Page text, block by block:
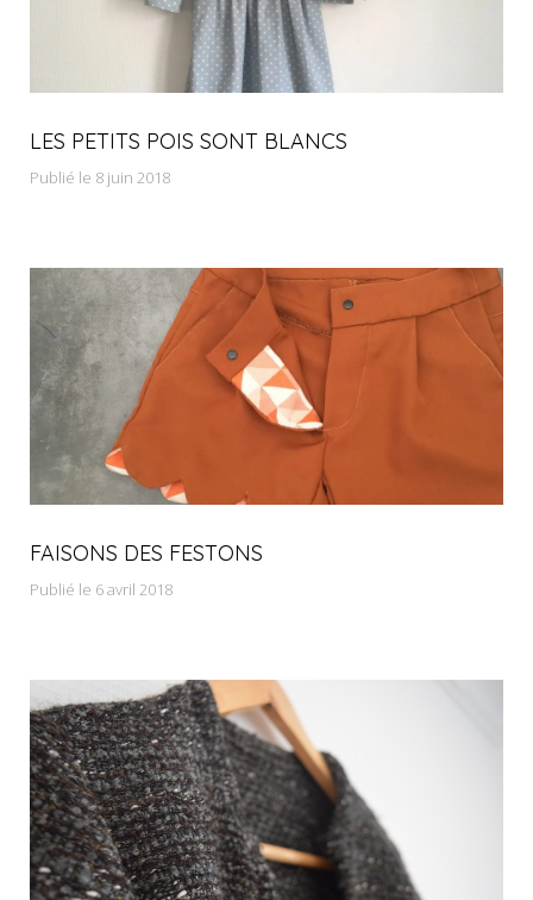
LES PETITS POIS SONT BLANCS
Publié le 8 juin 2018
FAISONS DES FESTONS
Publié le 6 avril 2018